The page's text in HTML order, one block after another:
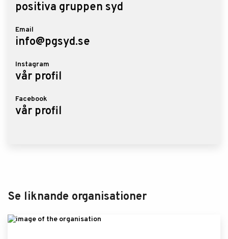
positiva gruppen syd
Email
info@pgsyd.se
Instagram
vår profil
Facebook
vår profil
Se liknande organisationer